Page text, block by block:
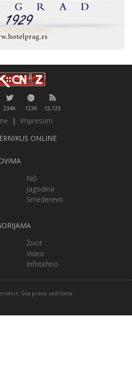
234K 123K 12,123
|
Impresum
ONLINE
Niš
Jagodina
Smederevo
Život
Video
Infotehno
Sva prava zadržana.